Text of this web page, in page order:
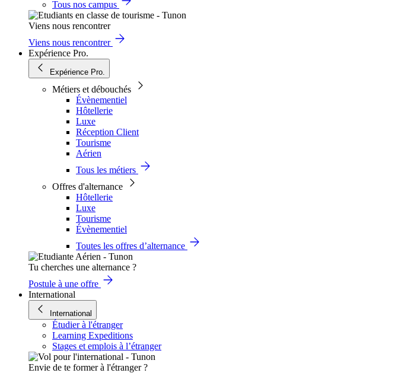
Tous nos campus
Viens nous rencontrer
Viens nous rencontrer
Expérience Pro.
Expérience Pro.
Métiers et débouchés
Évènementiel
Hôtellerie
Luxe
Réception Client
Tourisme
Aérien
Tous les métiers
Offres d'alternance
Hôtellerie
Luxe
Tourisme
Évènementiel
Toutes les offres d’alternance
Tu cherches une alternance ?
Postule à une offre
International
International
Étudier à l'étranger
Learning Expeditions
Stages et emplois à l’étranger
Envie de te former à l'étranger ?